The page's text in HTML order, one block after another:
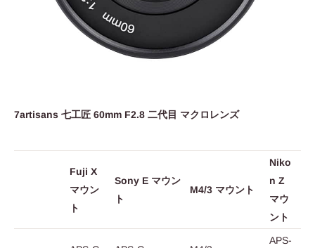
7artisans 七工匠 60mm F2.8 二代目 マクロレンズ
Fuji X
マウン
ト
Sony E マウン
ト
M4/3 マウント
Niko
n Z
マウ
ント
APS-